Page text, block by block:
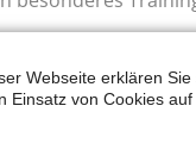
euren
Webseite erklären
Einsatz von Cookies